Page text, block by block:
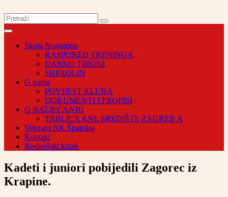
Škola Nogometa
RASPORED TRENINGA
DARKO TIRONI
SHPAOLIN
O nama
POVIJEST KLUBA
DOKUMENTI I PROPISI
O NATJECANJU
TABLICA 4.NL SREDIŠTE ZAGREB A
Veterani NK Špansko
Kontakt
Roditeljski kutak
Kadeti i juniori pobijedili Zagorec iz
Krapine.